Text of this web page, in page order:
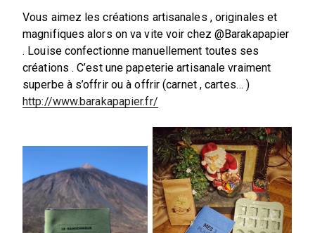
Vous aimez les créations artisanales , originales et
magnifiques alors on va vite voir chez @Barakapapier
. Louise confectionne manuellement toutes ses
créations . C’est une papeterie artisanale vraiment
superbe à s’offrir ou à offrir (carnet , cartes… )
http://www.barakapapier.fr/